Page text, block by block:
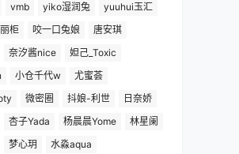
vmb yiko湿润兔
yuuhui玉汇
丽柜 咬一口兔娘
唐安琪
奈汐酱nice
妲己_Toxic
小仓千代w
尤蜜荟
微密圈 抖娘-利世
日奈娇
杏子Yada 杨晨晨Yome
林星阑
梦心玥
水淼aqua